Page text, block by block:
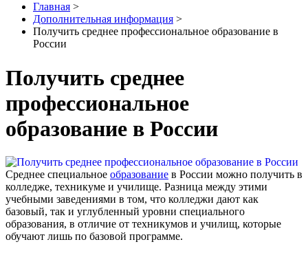
Главная >
Дополнительная информация >
Получить среднее профессиональное образование в
России
Получить среднее
профессиональное
образование в России
Среднее специальное образование в России можно получить в
колледже, техникуме и училище. Разница между этими
учебными заведениями в том, что колледжи дают как
базовый, так и углубленный уровни специального
образования, в отличие от техникумов и училищ, которые
обучают лишь по базовой программе.